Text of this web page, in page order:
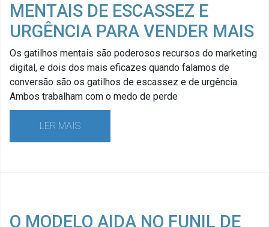
MENTAIS DE ESCASSEZ E
URGÊNCIA PARA VENDER MAIS
Os gatilhos mentais são poderosos recursos do marketing
digital, e dois dos mais eficazes quando falamos de
conversão são os gatilhos de escassez e de urgência.
Ambos trabalham com o medo de perde
LER MAIS
O MODELO AIDA NO FUNIL DE